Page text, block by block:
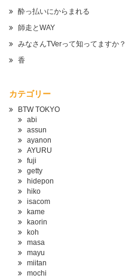
酔っ払いにからまれる
師走とWAY
みなさんTVerって知ってますか？
香
カテゴリー
BTW TOKYO
abi
assun
ayanon
AYURU
fuji
getty
hidepon
hiko
isacom
kame
kaorin
koh
masa
mayu
miitan
mochi